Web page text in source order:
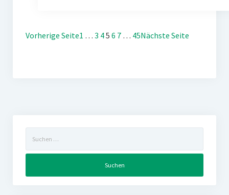
Vorherige Seite1 … 3 45 6 7 … 45Nächste Seite
nach: